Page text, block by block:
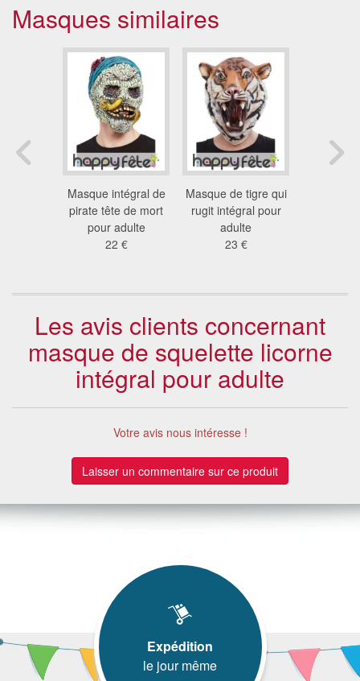
Masques similaires
Masque intégral de
pirate tête de mort
pour adulte
22 €
Masque de tigre qui
rugit intégral pour
adulte
23 €
Les avis clients concernant
masque de squelette licorne
intégral pour adulte
Votre avis nous intéresse !
Laisser un commentaire sur ce produit
Expédition
le jour même